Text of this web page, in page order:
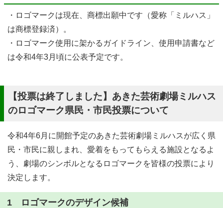
・ロゴマークは現在、商標出願中です（愛称「ミルハス」
は商標登録済）。
・ロゴマーク使用に架かるガイドライン、使用申請書など
は令和4年3月頃に公表予定です。
【投票は終了しました】あきた芸術劇場ミルハス
のロゴマーク県民・市民投票について
令和4年6月に開館予定のあきた芸術劇場ミルハスが広く県
民・市民に親しまれ、愛着をもってもらえる施設となるよ
う、劇場のシンボルとなるロゴマークを皆様の投票により
決定します。
1 ロゴマークのデザイン候補